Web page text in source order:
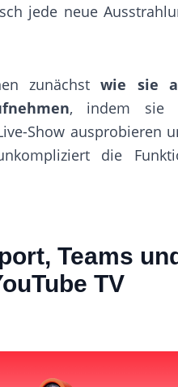
jede neue
zunächstwie sie
, indem sie
Show ausprobieren
die
Teams
TV